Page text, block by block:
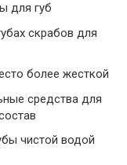
для губ
скрабов для
более жесткой
средства для
чистой водой